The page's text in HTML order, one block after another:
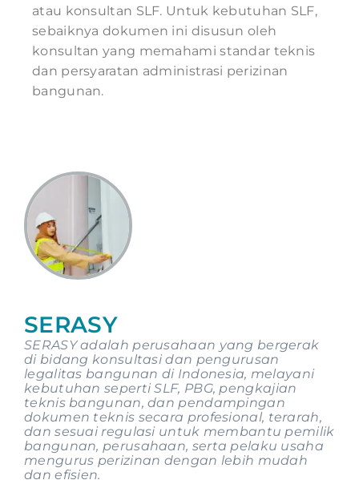
atau konsultan SLF. Untuk kebutuhan SLF,
sebaiknya dokumen ini disusun oleh
konsultan yang memahami standar teknis
dan persyaratan administrasi perizinan
bangunan.
SERASY
SERASY adalah perusahaan yang bergerak
di bidang konsultasi dan pengurusan
legalitas bangunan di Indonesia, melayani
kebutuhan seperti SLF, PBG, pengkajian
teknis bangunan, dan pendampingan
dokumen teknis secara profesional, terarah,
dan sesuai regulasi untuk membantu pemilik
bangunan, perusahaan, serta pelaku usaha
mengurus perizinan dengan lebih mudah
dan efisien.